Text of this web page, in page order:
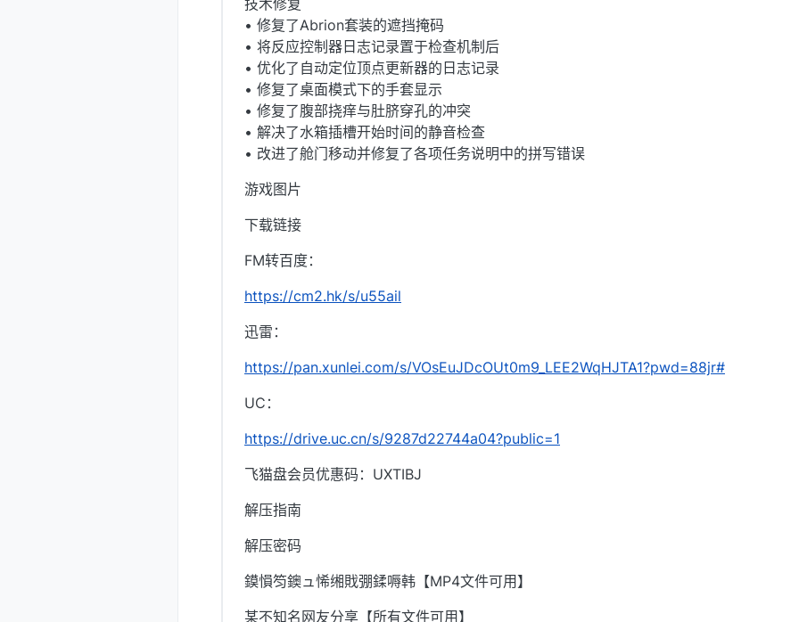
技术修复
• 修复了Abrion套装的遮挡掩码
• 将反应控制器日志记录置于检查机制后
• 优化了自动定位顶点更新器的日志记录
• 修复了桌面模式下的手套显示
• 修复了腹部挠痒与肚脐穿孔的冲突
• 解决了水箱插槽开始时间的静音检查
• 改进了舱门移动并修复了各项任务说明中的拼写错误
游戏图片
下载链接
FM转百度：
https://cm2.hk/s/u55ail
迅雷：
https://pan.xunlei.com/s/VOsEuJDcOUt0m9_LEE2WqHJTA1?pwd=88jr#
UC：
https://drive.uc.cn/s/9287d22744a04?public=1
飞猫盘会员优惠码：UXTIBJ
解压指南
解压密码
鏌愪笉鐭ュ悕缃戝弸鍒嗕韩【MP4文件可用】
某不知名网友分享【所有文件可用】